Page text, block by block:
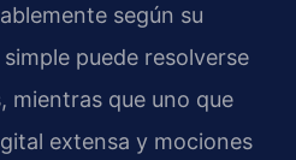
según su
puede resolverse
mientras que uno que
extensa y mociones